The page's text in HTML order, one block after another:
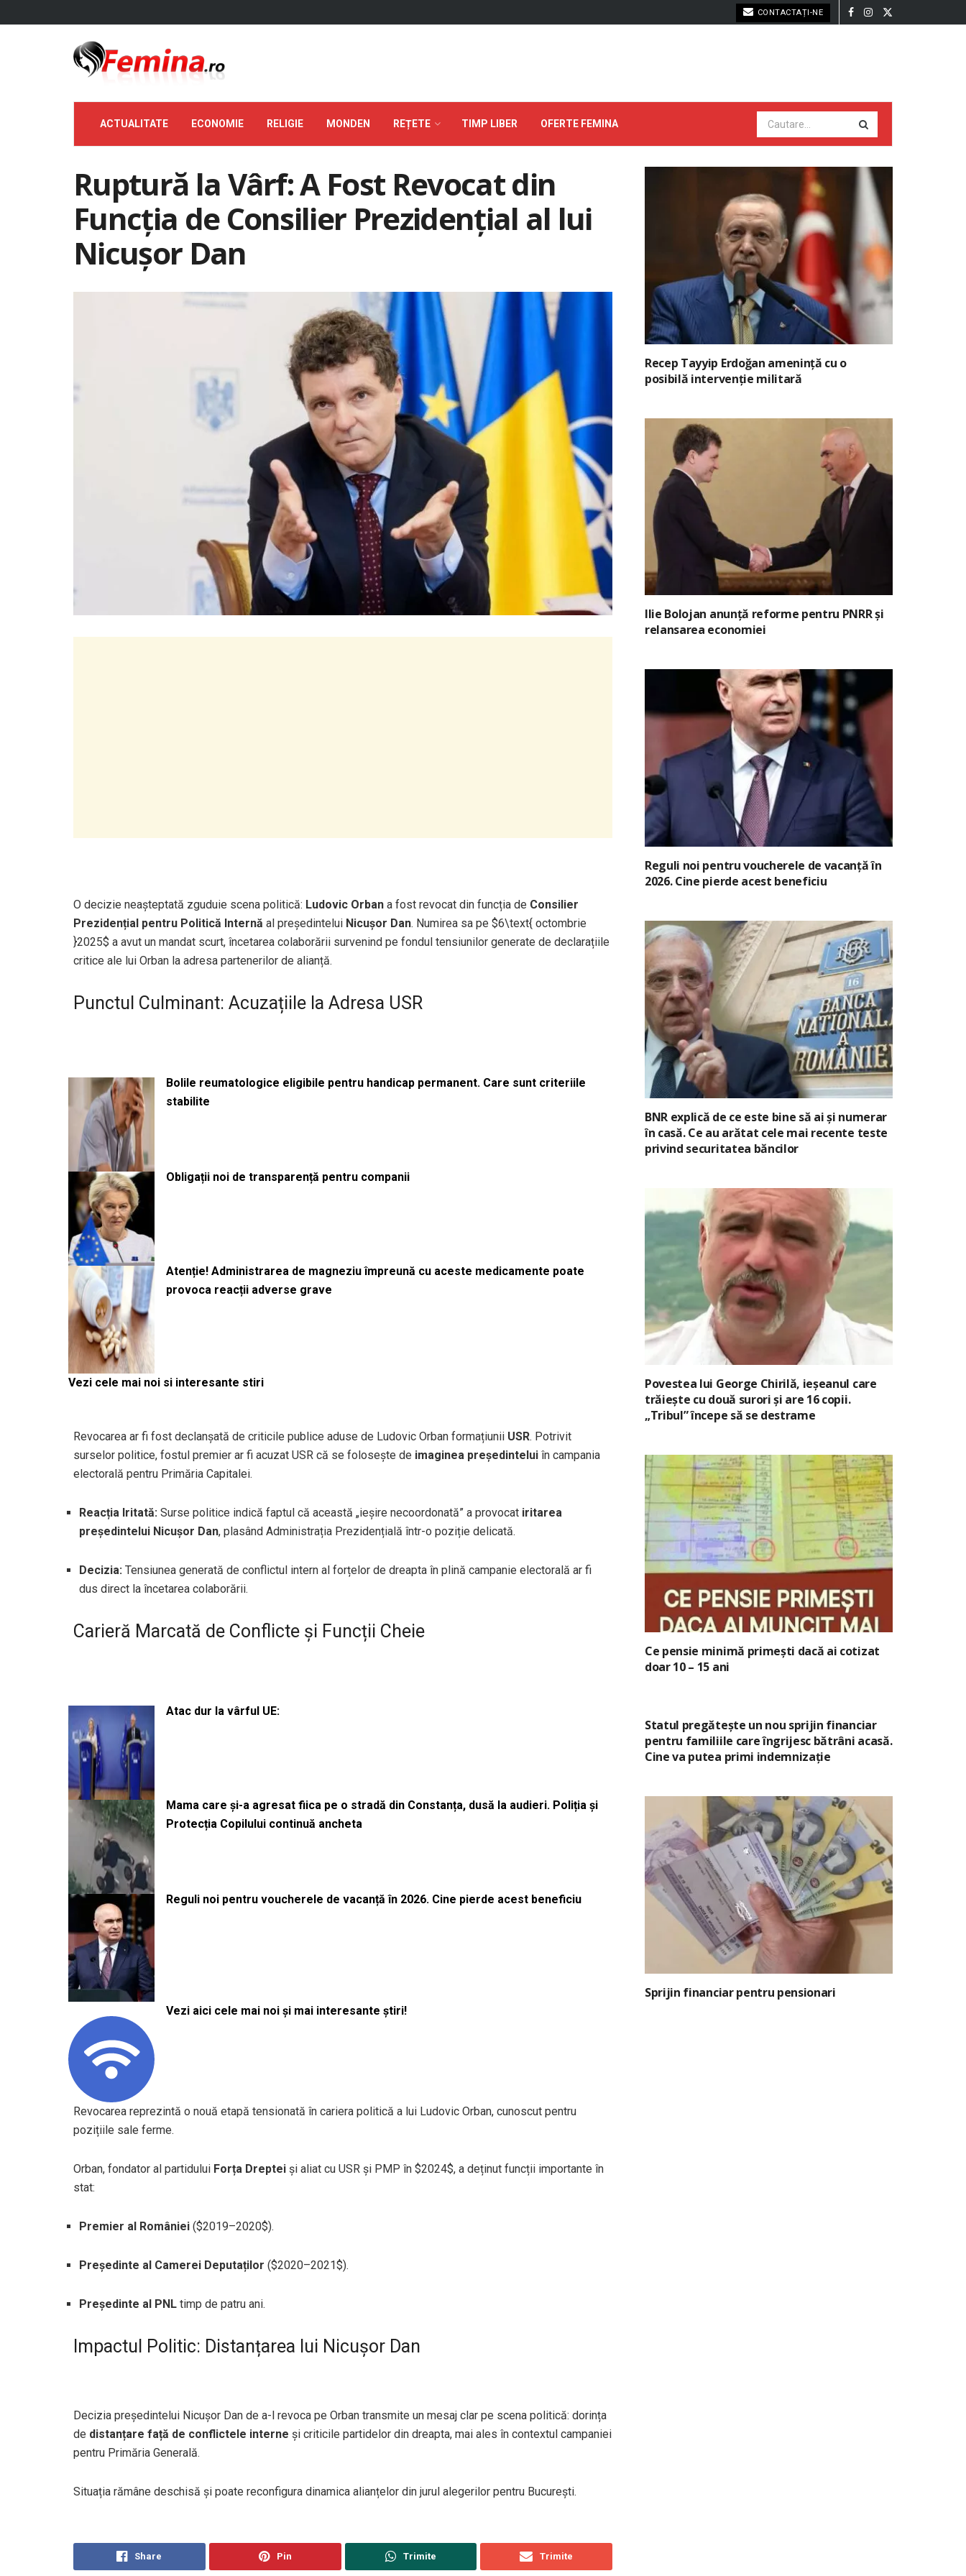
CONTACTAȚI-NE
ACTUALITATE ECONOMIE RELIGIE MONDEN REȚETE TIMP LIBER OFERTE FEMINA
Ruptură la Vârf: A Fost Revocat din
Funcția de Consilier Prezidențial al lui
Nicușor Dan
O decizie neașteptată zguduie scena politică: Ludovic Orban a fost revocat din funcția de Consilier
Prezidențial pentru Politică Internă al președintelui Nicușor Dan. Numirea sa pe $6\text{ octombrie
}2025$ a avut un mandat scurt, încetarea colaborării survenind pe fondul tensiunilor generate de declarațiile
critice ale lui Orban la adresa partenerilor de alianță.
Punctul Culminant: Acuzațiile la Adresa USR
Bolile reumatologice eligibile pentru handicap permanent. Care sunt criteriile
stabilite
Obligații noi de transparență pentru companii
Atenție! Administrarea de magneziu împreună cu aceste medicamente poate
provoca reacții adverse grave
Vezi cele mai noi si interesante stiri
Revocarea ar fi fost declanșată de criticile publice aduse de Ludovic Orban formațiunii USR. Potrivit
surselor politice, fostul premier ar fi acuzat USR că se folosește de imaginea președintelui în campania
electorală pentru Primăria Capitalei.
Reacția Iritată: Surse politice indică faptul că această „ieșire necoordonată” a provocat iritarea
președintelui Nicușor Dan, plasând Administrația Prezidențială într-o poziție delicată.
Decizia: Tensiunea generată de conflictul intern al forțelor de dreapta în plină campanie electorală ar fi
dus direct la încetarea colaborării.
Carieră Marcată de Conflicte și Funcții Cheie
Atac dur la vârful UE:
Mama care și-a agresat fiica pe o stradă din Constanța, dusă la audieri. Poliția și
Protecția Copilului continuă ancheta
Reguli noi pentru voucherele de vacanță în 2026. Cine pierde acest beneficiu
Vezi aici cele mai noi și mai interesante știri!
Revocarea reprezintă o nouă etapă tensionată în cariera politică a lui Ludovic Orban, cunoscut pentru
pozițiile sale ferme.
Orban, fondator al partidului Forța Dreptei și aliat cu USR și PMP în $2024$, a deținut funcții importante în
stat:
Premier al României ($2019–2020$).
Președinte al Camerei Deputaților ($2020–2021$).
Președinte al PNL timp de patru ani.
Impactul Politic: Distanțarea lui Nicușor Dan
Decizia președintelui Nicușor Dan de a-l revoca pe Orban transmite un mesaj clar pe scena politică: dorința
de distanțare față de conflictele interne și criticile partidelor din dreapta, mai ales în contextul campaniei
pentru Primăria Generală.
Situația rămâne deschisă și poate reconfigura dinamica alianțelor din jurul alegerilor pentru București.
Share Pin Trimite Trimite
Recep Tayyip Erdoğan amenință cu o
posibilă intervenție militară
Ilie Bolojan anunță reforme pentru PNRR și
relansarea economiei
Reguli noi pentru voucherele de vacanță în
2026. Cine pierde acest beneficiu
BNR explică de ce este bine să ai și numerar
în casă. Ce au arătat cele mai recente teste
privind securitatea băncilor
Povestea lui George Chirilă, ieșeanul care
trăiește cu două surori și are 16 copii.
„Tribul” începe să se destrame
Ce pensie minimă primești dacă ai cotizat
doar 10 – 15 ani
Statul pregătește un nou sprijin financiar
pentru familiile care îngrijesc bătrâni acasă.
Cine va putea primi indemnizație
Sprijin financiar pentru pensionari